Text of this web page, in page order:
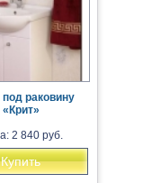
раковину
«Крит»
2 840 руб.
Купить